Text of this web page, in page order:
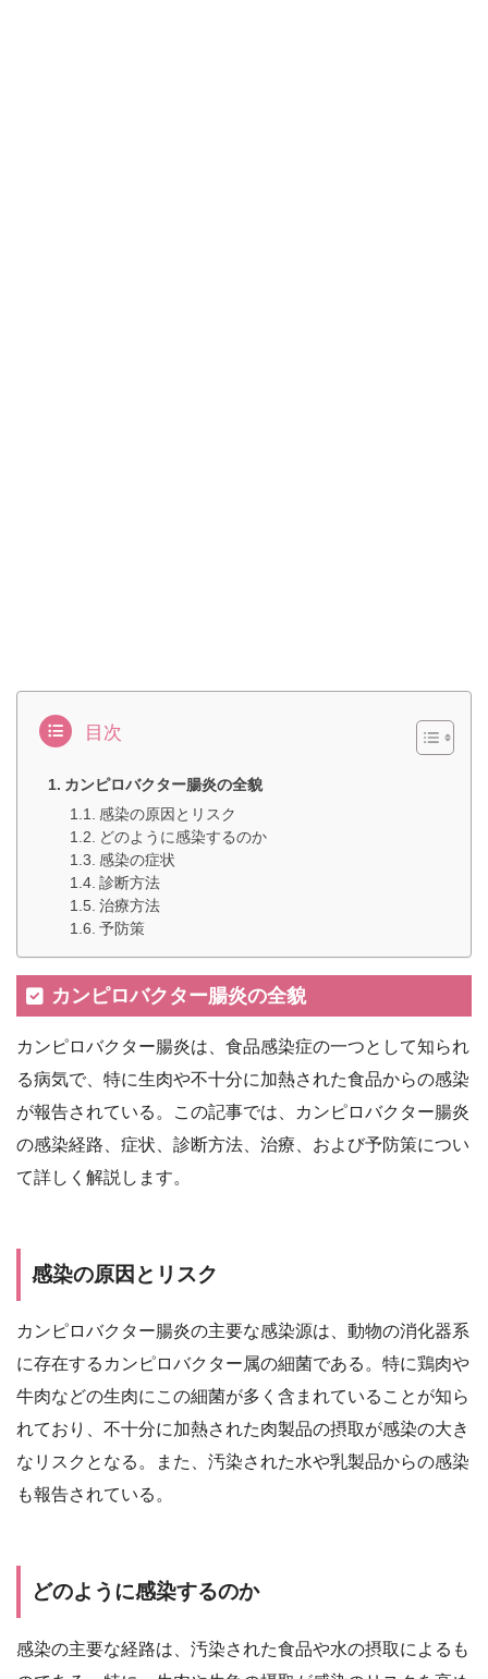
目次
カンピロバクター腸炎の全貌
感染の原因とリスク
どのように感染するのか
感染の症状
診断方法
治療方法
予防策
カンピロバクター腸炎の全貌
カンピロバクター腸炎は、食品感染症の一つとして知られ
る病気で、特に生肉や不十分に加熱された食品からの感染
が報告されている。この記事では、カンピロバクター腸炎
の感染経路、症状、診断方法、治療、および予防策につい
て詳しく解説します。
感染の原因とリスク
カンピロバクター腸炎の主要な感染源は、動物の消化器系
に存在するカンピロバクター属の細菌である。特に鶏肉や
牛肉などの生肉にこの細菌が多く含まれていることが知ら
れており、不十分に加熱された肉製品の摂取が感染の大き
なリスクとなる。また、汚染された水や乳製品からの感染
も報告されている。
どのように感染するのか
感染の主要な経路は、汚染された食品や水の摂取によるも